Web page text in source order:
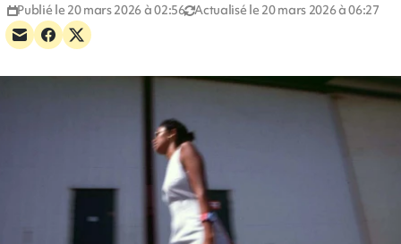
Publié le 20 mars 2026 à 02:56 Actualisé le 20 mars 2026 à 06:27